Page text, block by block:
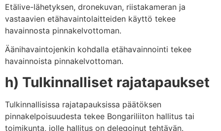
Etälive-lähetyksen, dronekuvan, riistakameran ja
vastaavien etähavaintolaitteiden käyttö tekee
havainnosta pinnakelvottoman.
Äänihavaintojenkin kohdalla etähavainnointi tekee
havainnoista pinnakelvottoman.
h) Tulkinnalliset rajatapaukset
Tulkinnallisissa rajatapauksissa päätöksen
pinnakelpoisuudesta tekee Bongariliiton hallitus tai
toimikunta, jolle hallitus on delegoinut tehtävän.